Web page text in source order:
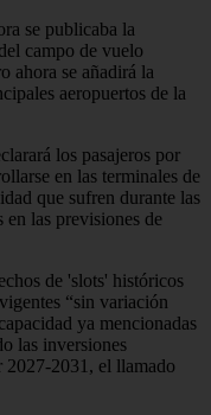
se publicaba la
campo de vuelo
ahora se añadirá la
aeropuertos de la
los pasajeros por
en las terminales de
que sufren durante las
en las previsiones de
de 'slots' históricos
“sin variación
ya mencionadas
las inversiones
2027-2031, el llamado